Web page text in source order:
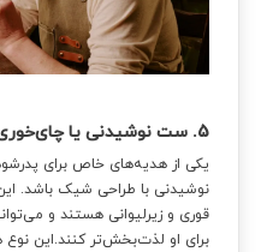
5. ست نوشیدنی یا چای‌خوری شیک
یکی از هدیه‌های خاص برای
نوشیدنی با طراحی شیک باشد.
قوری و زیرلیوانی هستند و
برای او لذت‌بخش‌تر کنند.این